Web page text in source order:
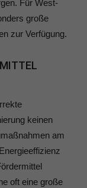
Für West-
große
zur Verfügung.
keinen
am
oft eine große